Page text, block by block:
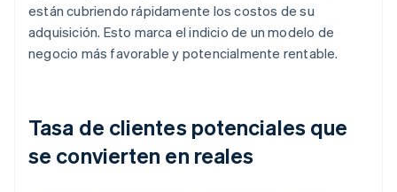
están cubriendo rápidamente los costos de su
adquisición. Esto marca el indicio de un modelo de
negocio más favorable y potencialmente rentable.
Tasa de clientes potenciales que
se convierten en reales